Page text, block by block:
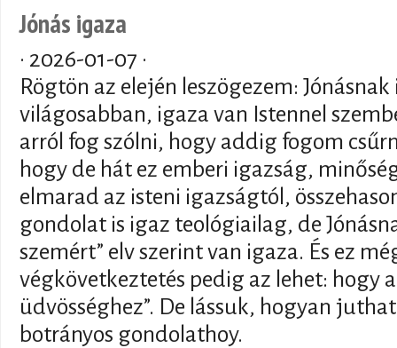
Jónás igaza
· 2026-01-07 ·
Rögtön az elején leszögezem:
világosabban, igaza van Istennel
arról fog szólni, hogy addig fogom
hogy de hát ez emberi igazság,
elmarad az isteni igazságtól,
gondolat is igaz teológiailag, de
szemért” elv szerint van igaza. És ez
végkövetkeztetés pedig az lehet: hogy
üdvösséghez”. De lássuk, hogyan
botrányos gondolathoy.